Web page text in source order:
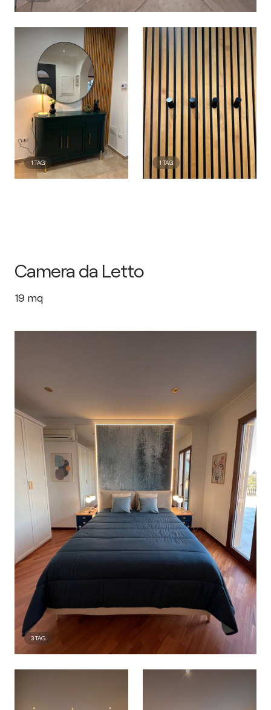
1 TAG 1 TAG
3TAG
Camera da Letto
19 mq